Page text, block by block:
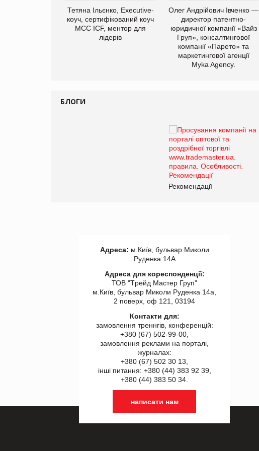
Тетяна Ільєнко, Executive-
коуч, сертифікований коуч
МСС ICF, ментор для
лідерів
Олег Андрійович Івченко —
директор патентно-
юридичної компанії «Вайз
Груп», консалтингової
компанії «Парето» та
маркетингової агенції
Myka Agency.
БЛОГИ
Рекомендації
Адреса: м.Київ, бульвар Миколи
Руденка 14А
Адреса для кореспонденції:
ТОВ "Tрейд Мастер Груп"
м.Київ, бульвар Миколи Руденка 14а,
2 поверх, оф 121, 03194
Контакти для:
замовлення треннгів, конференцій:
+380 (67) 502-99-00,
замовлення реклами на порталі,
журналах:
+380 (67) 502 30 13,
інші питання: +380 (44) 383 92 39,
+380 (44) 383 50 34.
написати нам